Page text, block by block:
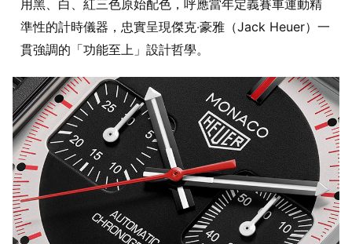
用黑、白、紅三色原始配色，呼應當年定義賽車運動精
準性的計時儀器，忠實呈現傑克‧豪雅（Jack Heuer）一
貫強調的「功能至上」設計哲學。